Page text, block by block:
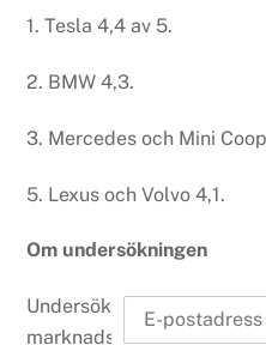
1. Tesla 4,4 av 5.
2. BMW 4,3.
3. Mercedes och Mini
5. Lexus och Volvo 4,1.
Om undersökningen
Undersökningen